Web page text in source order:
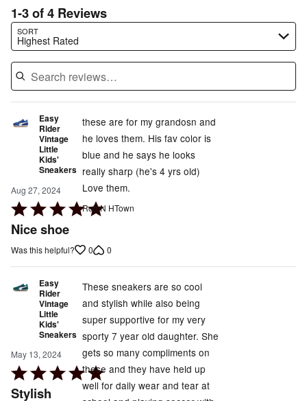
1-3 of 4 Reviews
SORT
Highest Rated
Search reviews…
Easy
Rider
Vintage
Little
Kids'
Sneakers
Aug 27, 2024
Rated
5
of
Nice shoe
these are for my grandosn and
he loves them. His fav color is
blue and he says he looks
really sharp (he's 4 yrs old)
Love them.
Rob N HTown
Was this helpful? 0 0
Easy
Rider
Vintage
Little
Kids'
Sneakers
May 13, 2024
Rated
5
Stylish
These sneakers are so cool
and stylish while also being
super supportive for my very
sporty 7 year old daughter. She
gets so many compliments on
these and they have held up
well for daily wear and tear at